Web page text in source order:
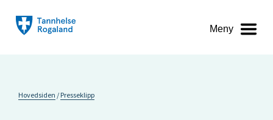
Meny
Hovedsiden Presseklipp